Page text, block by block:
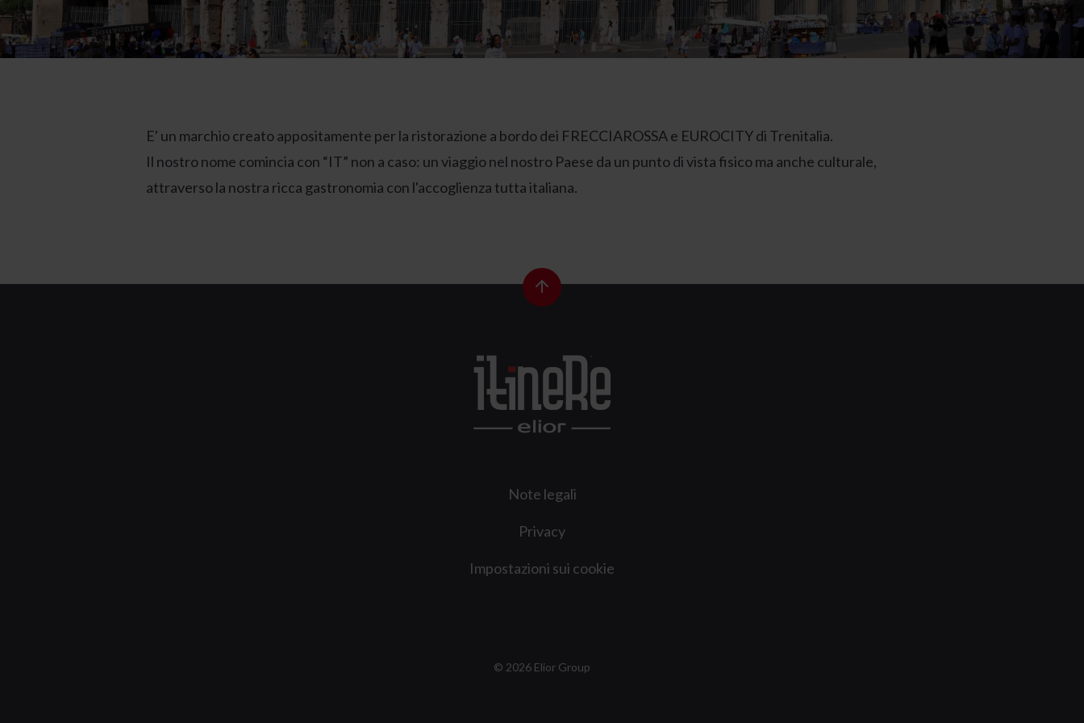
E' un marchio creato appositamente per la ristorazione a bordo dei FRECCIAROSSA e EUROCITY di Trenitalia.
Il nostro nome comincia con “IT” non a caso: un viaggio nel nostro Paese da un punto di vista fisico ma anche culturale,
attraverso la nostra ricca gastronomia con l'accoglienza tutta italiana.
Note legali
Privacy
Impostazioni sui cookie
© 2026 Elior Group